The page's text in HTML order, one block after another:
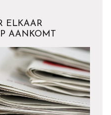
ELKAAR
AANKOMT